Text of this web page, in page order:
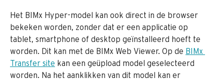
Het BIMx Hyper-model kan ook direct in de browser
bekeken worden, zonder dat er een applicatie op
tablet, smartphone of desktop geïnstalleerd hoeft te
worden. Dit kan met de BIMx Web Viewer. Op de BIMx
Transfer site kan een geüpload model geselecteerd
worden. Na het aanklikken van dit model kan er